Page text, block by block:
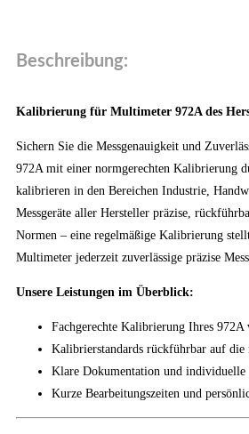
Beschreibung:
Kalibrierung für Multimeter 972A des
Sichern Sie die Messgenauigkeit und
972A mit einer normgerechten Kalibrierung
kalibrieren in den Bereichen Industrie,
Messgeräte aller Hersteller präzise,
Normen – eine regelmäßige Kalibrierung
Multimeter jederzeit zuverlässige präzise
Unsere Leistungen im Überblick:
Fachgerechte Kalibrierung Ihres 972A
Kalibrierstandards rückführbar auf die
Klare Dokumentation und
Kurze Bearbeitungszeiten und